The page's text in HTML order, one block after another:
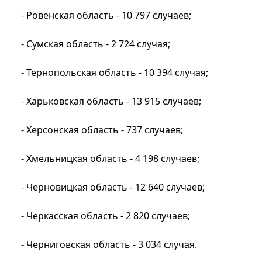
- Ровенская область - 10 797 случаев;
- Сумская область - 2 724 случая;
- Тернопольская область - 10 394 случая;
- Харьковская область - 13 915 случаев;
- Херсонская область - 737 случаев;
- Хмельницкая область - 4 198 случаев;
- Черновицкая область - 12 640 случаев;
- Черкасская область - 2 820 случаев;
- Черниговская область - 3 034 случая.